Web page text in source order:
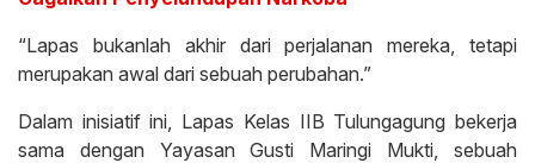
“Lapas bukanlah akhir dari perjalanan mereka, tetapi
merupakan awal dari sebuah perubahan.”
Dalam inisiatif ini, Lapas Kelas IIB Tulungagung bekerja
sama dengan Yayasan Gusti Maringi Mukti, sebuah